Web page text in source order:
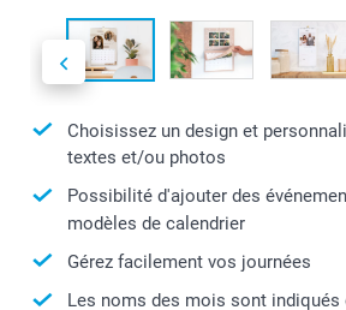
Choisissez un design et
textes et/ou photos
Possibilité d'ajouter des
modèles de calendrier
Gérez facilement vos journées
Les noms des mois sont indiqués